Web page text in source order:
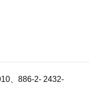
、886-2- 2432-